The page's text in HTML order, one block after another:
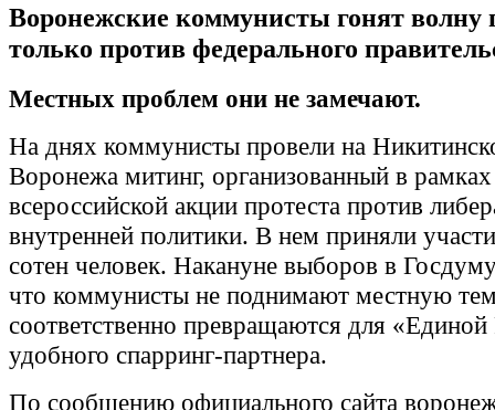
Воронежские коммунисты гонят волну
только против федерального
Местных проблем они не замечают.
На днях коммунисты провели на
Воронежа митинг, организованный в рамках
всероссийской акции протеста против
внутренней политики. В нем приняли
сотен человек. Накануне выборов в
что коммунисты не поднимают местную
соответственно превращаются для «Единой
удобного спарринг-партнера.
По сообщению официального сайта